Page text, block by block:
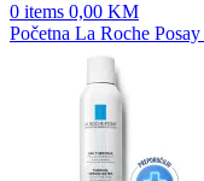
0 items 0,00 KM
Početna La Roche Posay